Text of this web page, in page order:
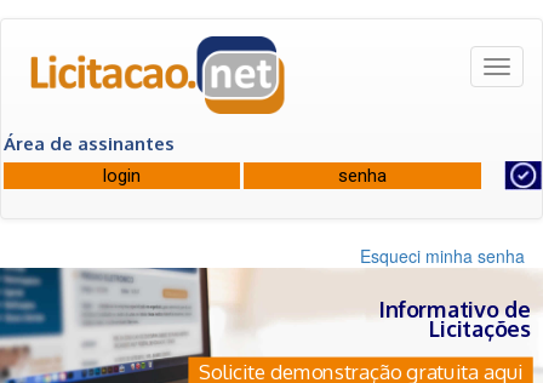
Área de assinantes
Esqueci minha senha
Informativo de
Licitações
Solicite demonstração gratuita aqui